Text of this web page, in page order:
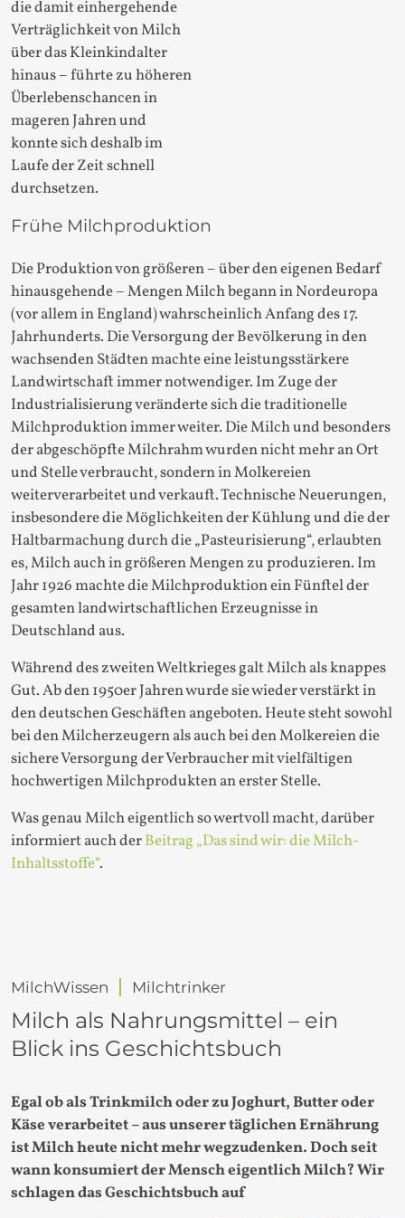
die damit einhergehende
Verträglichkeit von Milch
über das Kleinkindalter
hinaus – führte zu höheren
Überlebenschancen in
mageren Jahren und
konnte sich deshalb im
Laufe der Zeit schnell
durchsetzen.
Frühe Milchproduktion
Die Produktion von größeren – über den eigenen Bedarf
hinausgehende – Mengen Milch begann in Nordeuropa
(vor allem in England) wahrscheinlich Anfang des 17.
Jahrhunderts. Die Versorgung der Bevölkerung in den
wachsenden Städten machte eine leistungsstärkere
Landwirtschaft immer notwendiger. Im Zuge der
Industrialisierung veränderte sich die traditionelle
Milchproduktion immer weiter. Die Milch und besonders
der abgeschöpfte Milchrahm wurden nicht mehr an Ort
und Stelle verbraucht, sondern in Molkereien
weiterverarbeitet und verkauft. Technische Neuerungen,
insbesondere die Möglichkeiten der Kühlung und die der
Haltbarmachung durch die „Pasteurisierung“, erlaubten
es, Milch auch in größeren Mengen zu produzieren. Im
Jahr 1926 machte die Milchproduktion ein Fünftel der
gesamten landwirtschaftlichen Erzeugnisse in
Deutschland aus.
Während des zweiten Weltkrieges galt Milch als knappes
Gut. Ab den 1950er Jahren wurde sie wieder verstärkt in
den deutschen Geschäften angeboten. Heute steht sowohl
bei den Milcherzeugern als auch bei den Molkereien die
sichere Versorgung der Verbraucher mit vielfältigen
hochwertigen Milchprodukten an erster Stelle.
Was genau Milch eigentlich so wertvoll macht, darüber
informiert auch derBeitrag „Das sind wir: die Milch-
Inhaltsstoffe“.
MilchWissen Milchtrinker
Milch als Nahrungsmittel – ein
Blick ins Geschichtsbuch
Egal ob als Trinkmilch oder zu Joghurt, Butter oder
Käse verarbeitet – aus unserer täglichen Ernährung
ist Milch heute nicht mehr wegzudenken. Doch seit
wann konsumiert der Mensch eigentlich Milch? Wir
schlagen das Geschichtsbuch auf